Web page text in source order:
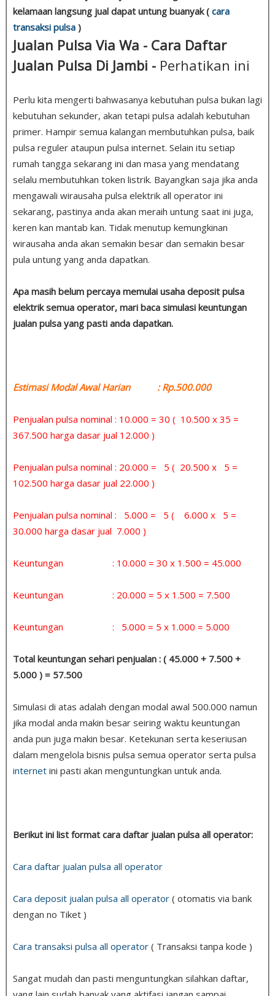
kelamaan langsung jual dapat untung buanyak ( cara
transaksi pulsa )
Jualan Pulsa Via Wa - Cara Daftar
Jualan Pulsa Di Jambi - Perhatikan ini
Perlu kita mengerti bahwasanya kebutuhan pulsa bukan lagi
kebutuhan sekunder, akan tetapi pulsa adalah kebutuhan
primer. Hampir semua kalangan membutuhkan pulsa, baik
pulsa reguler ataupun pulsa internet. Selain itu setiap
rumah tangga sekarang ini dan masa yang mendatang
selalu membutuhkan token listrik. Bayangkan saja jika anda
mengawali wirausaha pulsa elektrik all operator ini
sekarang, pastinya anda akan meraih untung saat ini juga,
keren kan mantab kan. Tidak menutup kemungkinan
wirausaha anda akan semakin besar dan semakin besar
pula untung yang anda dapatkan.
Apa masih belum percaya memulai usaha deposit pulsa
elektrik semua operator, mari baca simulasi keuntungan
jualan pulsa yang pasti anda dapatkan.
Estimasi Modal Awal Harian : Rp.500.000
Penjualan pulsa nominal : 10.000 = 30 ( 10.500 x 35 =
367.500 harga dasar jual 12.000 )
Penjualan pulsa nominal : 20.000 = 5 ( 20.500 x 5 =
102.500 harga dasar jual 22.000 )
Penjualan pulsa nominal : 5.000 = 5 ( 6.000 x 5 =
30.000 harga dasar jual 7.000 )
Keuntungan : 10.000 = 30 x 1.500 = 45.000
Keuntungan : 20.000 = 5 x 1.500 = 7.500
Keuntungan : 5.000 = 5 x 1.000 = 5.000
Total keuntungan sehari penjualan : ( 45.000 + 7.500 +
5.000 ) = 57.500
Simulasi di atas adalah dengan modal awal 500.000 namun
jika modal anda makin besar seiring waktu keuntungan
anda pun juga makin besar. Ketekunan serta keseriusan
dalam mengelola bisnis pulsa semua operator serta pulsa
internet ini pasti akan menguntungkan untuk anda.
Berikut ini list format cara daftar jualan pulsa all operator:
Cara daftar jualan pulsa all operator
Cara deposit jualan pulsa all operator ( otomatis via bank
dengan no Tiket )
Cara transaksi pulsa all operator ( Transaksi tanpa kode )
Sangat mudah dan pasti menguntungkan silahkan daftar,